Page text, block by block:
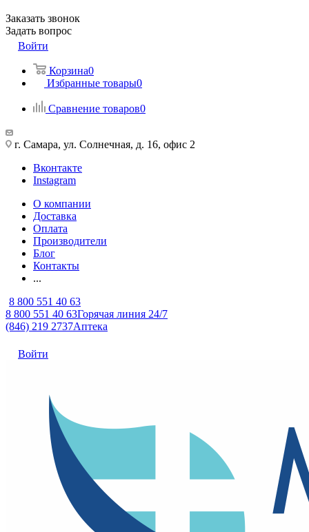
Заказать звонок
Задать вопрос
Войти
Корзина0
Избранные товары0
Сравнение товаров0
г. Самара, ул. Солнечная, д. 16, офис 2
Вконтакте
Instagram
О компании
Доставка
Оплата
Производители
Блог
Контакты
...
8 800 551 40 63
8 800 551 40 63Горячая линия 24/7
(846) 219 2737Аптека
Войти